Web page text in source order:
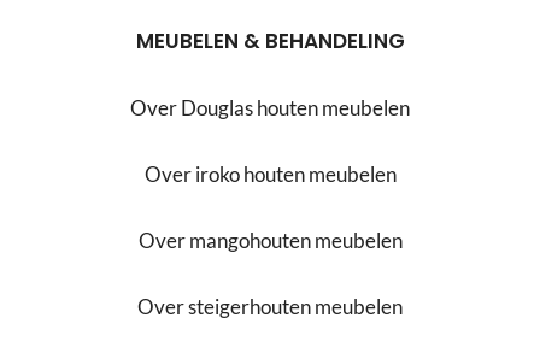
MEUBELEN & BEHANDELING
Over Douglas houten meubelen
Over iroko houten meubelen
Over mangohouten meubelen
Over steigerhouten meubelen